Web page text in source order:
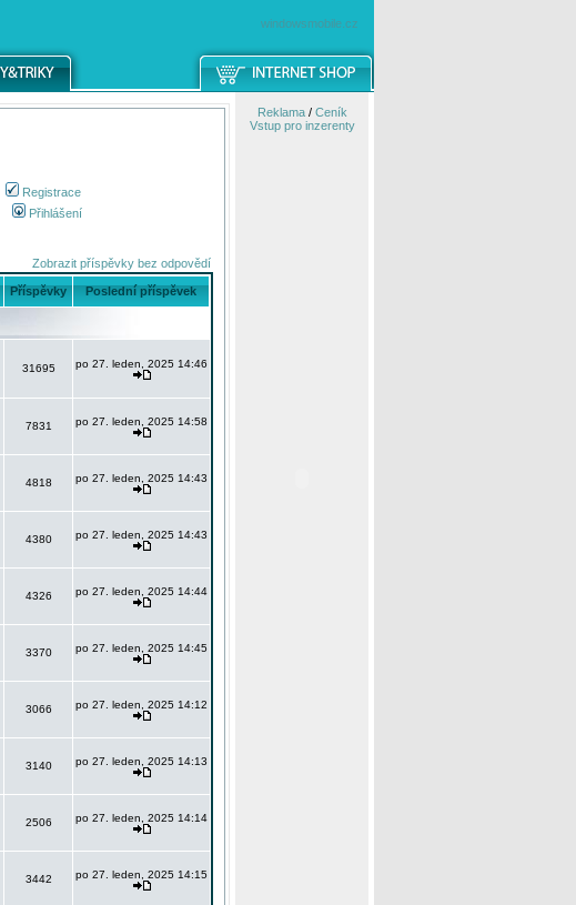
windowsmobile.cz
Registrace
Přihlášení
Zobrazit příspěvky bez odpovědí
Příspěvky Poslední příspěvek
31695 po 27. leden, 2025 14:46
7831 po 27. leden, 2025 14:58
4818 po 27. leden, 2025 14:43
4380 po 27. leden, 2025 14:43
4326 po 27. leden, 2025 14:44
3370 po 27. leden, 2025 14:45
3066 po 27. leden, 2025 14:12
3140 po 27. leden, 2025 14:13
2506 po 27. leden, 2025 14:14
3442 po 27. leden, 2025 14:15
Reklama/ Ceník
Vstup pro inzerenty